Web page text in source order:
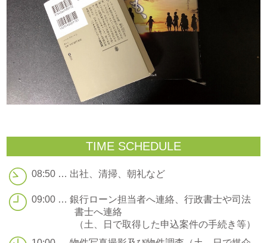
TIME SCHEDULE
08:50 … 出社、清掃、朝礼など
09:00 … 銀行ローン担当者へ連絡、行政書士や司法
書士へ連絡
（土、日で取得した申込案件の手続き等）